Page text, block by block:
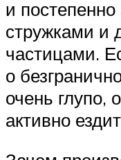
и постепенно
стружками и
частицами.
о
очень глупо,
активно